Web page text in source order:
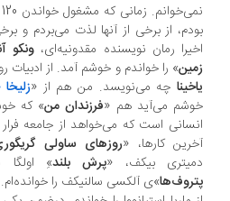
زمانی‌ که مشغول خواندن 120 کتاب از جایزه
از برخی از آنها لذت می‌بردم و برخی نه. در
رمان نویسنده مقدونیه‌ای،ونکو
» را خواندم و خوشم آمد. از ادبیات روسیِ
چه می‌نویسد. من هم از «زلیخا
می‌آید هم «فرزندان من» که خوش
است که می‌خواهد از جامعه فرار کند
کارها، «روزهای ساولی گریگوری»ِ
بیکف، «پرش بلند»ِ اولگا
»ی آلکسی سالنیکف را خوانده‌ام. با